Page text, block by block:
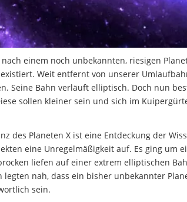
einem noch unbekannten, riesigen
Weit entfernt von unserer
Seine Bahn verläuft elliptisch. Doch nun
sollen kleiner sein und sich im
des Planeten X ist eine Entdeckung der
eine Unregelmäßigkeit auf. Es ging um
liefen auf einer extrem elliptischen
legten nah, dass ein bisher unbekannter
sein.